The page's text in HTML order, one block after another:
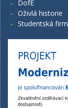
DofE
Oživlá historie
Studentská